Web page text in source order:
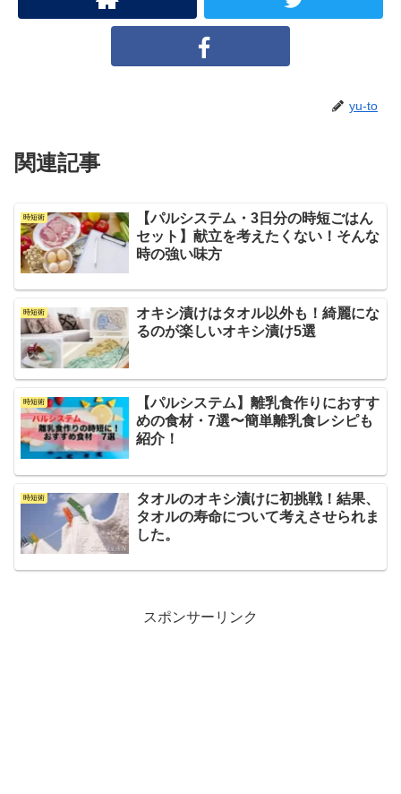
yu-to
関連記事
時短術
【パルシステム・3日分の時短ごはん
セット】献立を考えたくない！そんな
時の強い味方
時短術
オキシ漬けはタオル以外も！綺麗にな
るのが楽しいオキシ漬け5選
時短術
【パルシステム】離乳食作りにおすす
めの食材・7選〜簡単離乳食レシピも
紹介！
時短術
タオルのオキシ漬けに初挑戦！結果、
タオルの寿命について考えさせられま
した。
スポンサーリンク